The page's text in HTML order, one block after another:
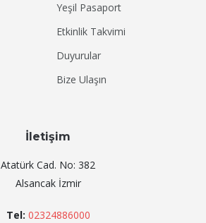
Yeşil Pasaport
Etkinlik Takvimi
Duyurular
Bize Ulaşın
İletişim
Atatürk Cad. No: 382
Alsancak İzmir
Tel: 02324886000